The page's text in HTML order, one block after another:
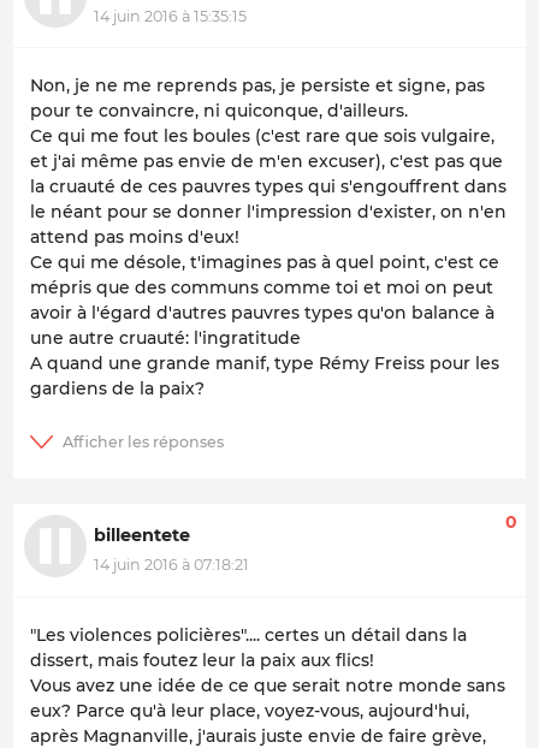
14 juin 2016 à 15:35:15
Non, je ne me reprends pas, je persiste et signe, pas
pour te convaincre, ni quiconque, d'ailleurs.
Ce qui me fout les boules (c'est rare que sois vulgaire,
et j'ai même pas envie de m'en excuser), c'est pas que
la cruauté de ces pauvres types qui s'engouffrent dans
le néant pour se donner l'impression d'exister, on n'en
attend pas moins d'eux!
Ce qui me désole, t'imagines pas à quel point, c'est ce
mépris que des communs comme toi et moi on peut
avoir à l'égard d'autres pauvres types qu'on balance à
une autre cruauté: l'ingratitude
A quand une grande manif, type Rémy Freiss pour les
gardiens de la paix?
billeentete
14 juin 2016 à 07:18:21
0
"Les violences policières".... certes un détail dans la
dissert, mais foutez leur la paix aux flics!
Vous avez une idée de ce que serait notre monde sans
eux? Parce qu'à leur place, voyez-vous, aujourd'hui,
après Magnanville, j'aurais juste envie de faire grève,